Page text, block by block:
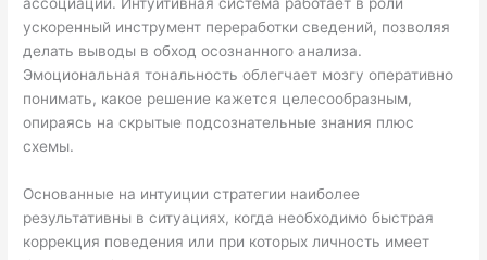
ассоциаций. Интуитивная система работает в роли
ускоренный инструмент переработки сведений, позволяя
делать выводы в обход осознанного анализа.
Эмоциональная тональность облегчает мозгу оперативно
понимать, какое решение кажется целесообразным,
опираясь на скрытые подсознательные знания плюс
схемы.
Основанные на интуиции стратегии наиболее
результативны в ситуациях, когда необходимо быстрая
коррекция поведения или при которых личность имеет